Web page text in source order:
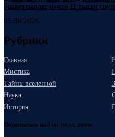
развертывает почти 11 тысяч
05.08.2026
Рубрики
Главная
Мистика
Тайны вселенной
Наука
История
Подписаться на блог по эл. почте